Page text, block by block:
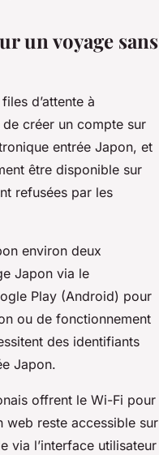
un voyage sans
d’attente à
créer un compte sur
entrée Japon, et
être disponible sur
refusées par les
environ deux
Japon via le
Play (Android) pour
ou de fonctionnement
des identifiants
Japon.
offrent le Wi-Fi pour
web reste accessible sur
via l’interface utilisateur